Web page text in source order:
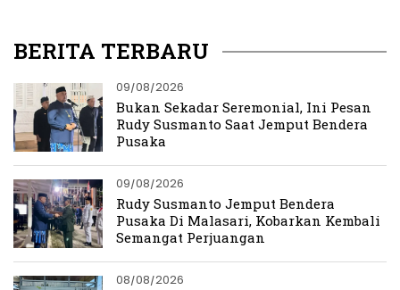
BERITA TERBARU
09/08/2026
Bukan Sekadar Seremonial, Ini Pesan
Rudy Susmanto Saat Jemput Bendera
Pusaka
09/08/2026
Rudy Susmanto Jemput Bendera
Pusaka Di Malasari, Kobarkan Kembali
Semangat Perjuangan
08/08/2026